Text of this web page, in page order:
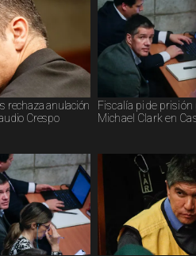
rechaza anulación
Crespo
Fiscalía pide
Michael Clark en